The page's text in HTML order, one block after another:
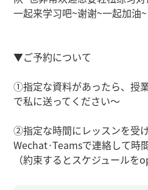
一起来学习吧~谢谢~一起加油~
▼ご予約について
①指定な資料があったら、授
で私に送ってください～
②指定な時間にレッスンを受
Wechat·Teamsで連絡して時
（約束するとスケジュールを